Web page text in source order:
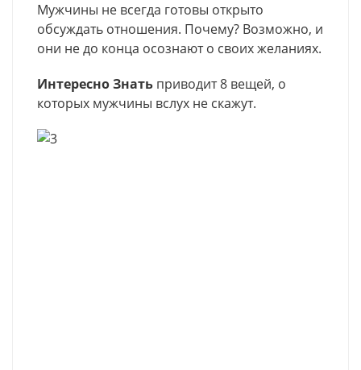
Мужчины не всегда готовы открыто
обсуждать отношения. Почему? Возможно, и
они не до конца осознают о своих желаниях.
Интересно Знать приводит 8 вещей, о
которых мужчины вслух не скажут.